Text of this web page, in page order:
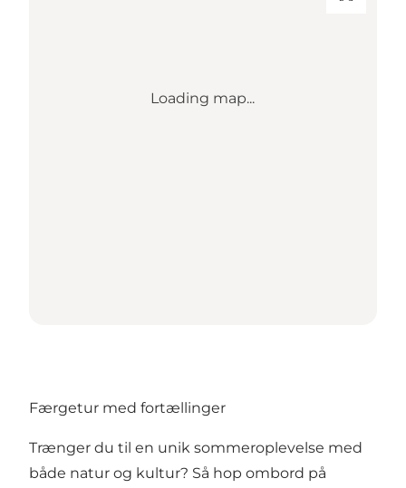
Loading map...
Færgetur med fortællinger
Trænger du til en unik sommeroplevelse med
både natur og kultur? Så hop ombord på